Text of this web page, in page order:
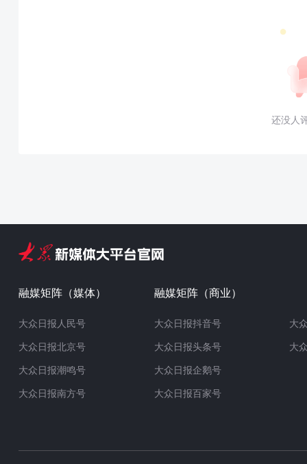
还没人
融媒矩阵（媒体）
大众日报人民号
大众日报北京号
大众日报潮鸣号
大众日报南方号
融媒矩阵（商业）
大众日报抖音号
大众日报头条号
大众日报企鹅号
大众日报百家号
大
大